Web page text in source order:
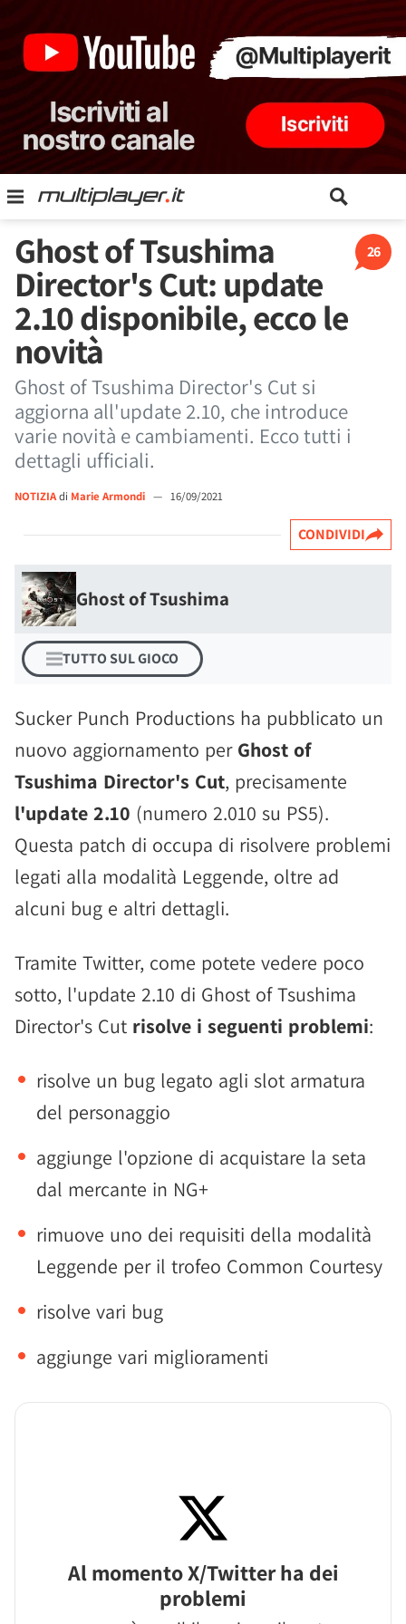
26
Ghost of Tsushima
Director's Cut: update
2.10 disponibile, ecco le
novità
Ghost of Tsushima Director's Cut si
aggiorna all'update 2.10, che introduce
varie novità e cambiamenti. Ecco tutti i
dettagli ufficiali.
NOTIZIAdi Marie Armondi — 16/09/2021
CONDIVIDI
Ghost of Tsushima
TUTTO SUL GIOCO
Sucker Punch Productions ha pubblicato un
nuovo aggiornamento per Ghost of
Tsushima Director's Cut, precisamente
l'update 2.10 (numero 2.010 su PS5).
Questa patch di occupa di risolvere problemi
legati alla modalità Leggende, oltre ad
alcuni bug e altri dettagli.
Tramite Twitter, come potete vedere poco
sotto, l'update 2.10 di Ghost of Tsushima
Director's Cut risolve i seguenti problemi:
risolve un bug legato agli slot armatura
del personaggio
aggiunge l'opzione di acquistare la seta
dal mercante in NG+
rimuove uno dei requisiti della modalità
Leggende per il trofeo Common Courtesy
risolve vari bug
aggiunge vari miglioramenti
Al momento X/Twitter ha dei
problemi